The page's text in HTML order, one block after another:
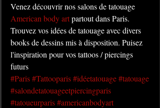
Venez découvrir nos salons de tatouage
American body art partout dans Paris.
Trouvez vos idées de tatouage avec divers
books de dessins mis à disposition. Puisez
l'inspiration pour vos tattoos / piercings
futurs
#Paris#Tattooparis#idéetatouage#tatouage
#salondetatouageetpiercingparis
#tatoueurparis#americanbodyart